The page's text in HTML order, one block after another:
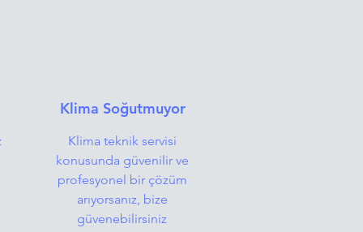
Klima Soğutmuyor
Klima teknik servisi
konusunda güvenilir ve
profesyonel bir çözüm
arıyorsanız, bize
güvenebilirsiniz